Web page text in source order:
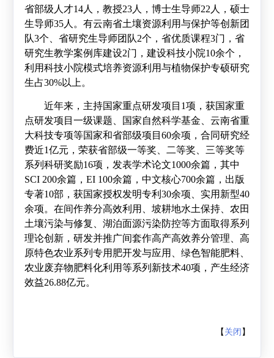
省部级人才14人，教授23人，博士生导师22 人，硕士
生导师35人。有云南省土壤资源利用与保护等创新团
队3个、省研究生导师团队2个，省优质课程3门，省
研究生教学案例库建设2门，建设科技小院10余个，
利用科技小院模式培养资源利用与植物保护专硕研究
生占30%以上。
近年来，主持国家重点研发项目 1项，获国家重
点研发项目一级课题、国家自然科学基金、云南省重
大科技专项等国家和省部级项目 60余项，合同研究经
费近1亿元，荣获省部级一等奖、二等奖、三等奖等
系列科研奖励16项，发表学术论文1000余篇，其中
SCI 200余篇， EI 100余篇，中文核心700余篇，出版
专著10部，获国家授权发明专利 30余项、实用新型40
余项。在间作养分高效利用、坡耕地水土保持、农田
土壤污染与修复、湖泊面源污染防控等方面取得系列
理论创新，研发并推广间套作高产高效养分管理、高
原特色农业系列专用肥开发与应用、绿色智能肥料、
农业废弃物肥料化利用等系列新技术40项，产生经济
效益26.88亿元。
【 关闭 】